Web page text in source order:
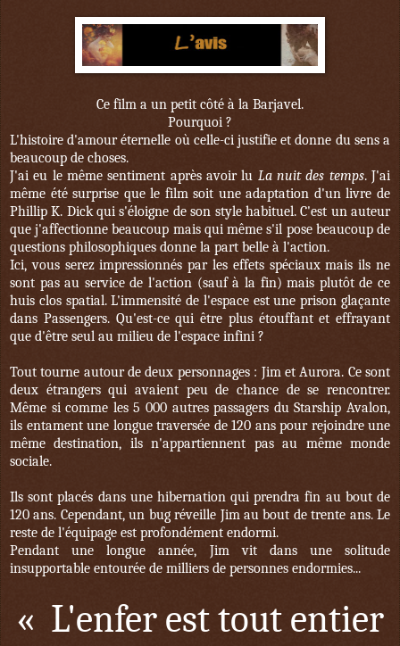
Ce film a un petit côté à la Barjavel.
Pourquoi ?
L'histoire d'amour éternelle où celle-ci justifie et donne du sens a
beaucoup de choses.
J'ai eu le même sentiment après avoir lu La nuit des temps. J'ai
même été surprise que le film soit une adaptation d'un livre de
Phillip K. Dick qui s'éloigne de son style habituel. C'est un auteur
que j'affectionne beaucoup mais qui même s'il pose beaucoup de
questions philosophiques donne la part belle à l'action.
Ici, vous serez impressionnés par les effets spéciaux mais ils ne
sont pas au service de l'action (sauf à la fin) mais plutôt de ce
huis clos spatial. L'immensité de l'espace est une prison glaçante
dans Passengers. Qu'est-ce qui être plus étouffant et effrayant
que d'être seul au milieu de l'espace infini ?
Tout tourne autour de deux personnages : Jim et Aurora. Ce sont
deux étrangers qui avaient peu de chance de se rencontrer.
Même si comme les 5 000 autres passagers du Starship Avalon,
ils entament une longue traversée de 120 ans pour rejoindre une
même destination, ils n'appartiennent pas au même monde
sociale.
Ils sont placés dans une hibernation qui prendra fin au bout de
120 ans. Cependant, un bug réveille Jim au bout de trente ans. Le
reste de l'équipage est profondément endormi.
Pendant une longue année, Jim vit dans une solitude
insupportable entourée de milliers de personnes endormies...
« L'enfer est tout entier